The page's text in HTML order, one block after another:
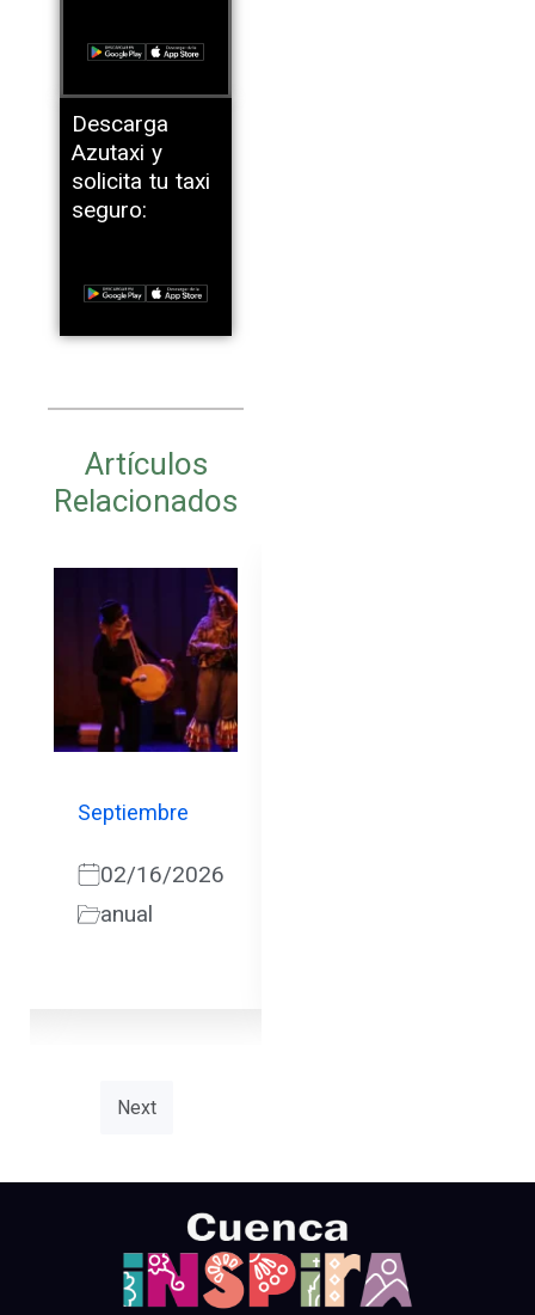
Descarga
Azutaxi y
solicita tu taxi
seguro:
Artículos
Relacionados
Septiembre
02/16/2026
anual
Next